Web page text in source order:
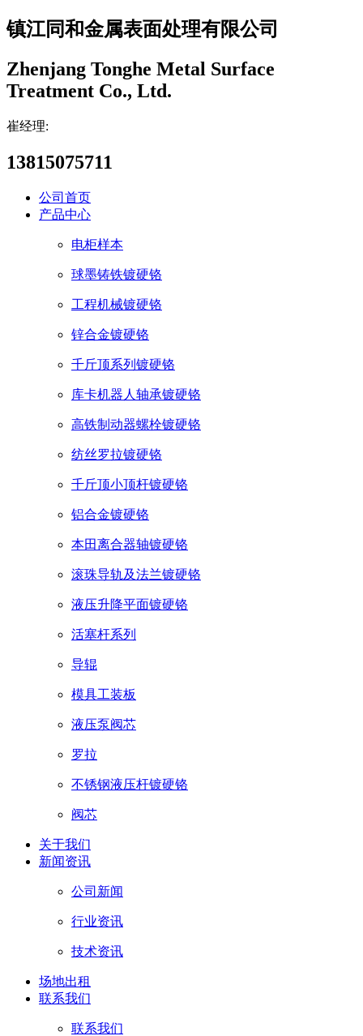
镇江同和金属表面处理有限公司
Zhenjang Tonghe Metal Surface
Treatment Co., Ltd.
崔经理:
13815075711
公司首页
产品中心
电柜样本
球墨铸铁镀硬铬
工程机械镀硬铬
锌合金镀硬铬
千斤顶系列镀硬铬
库卡机器人轴承镀硬铬
高铁制动器螺栓镀硬铬
纺丝罗拉镀硬铬
千斤顶小顶杆镀硬铬
铝合金镀硬铬
本田离合器轴镀硬铬
滚珠导轨及法兰镀硬铬
液压升降平面镀硬铬
活塞杆系列
导辊
模具工装板
液压泵阀芯
罗拉
不锈钢液压杆镀硬铬
阀芯
关于我们
新闻资讯
公司新闻
行业资讯
技术资讯
场地出租
联系我们
联系我们